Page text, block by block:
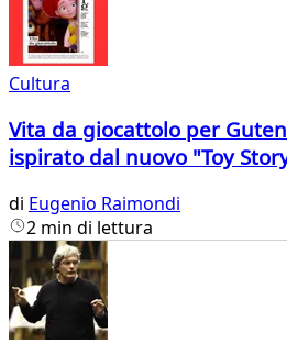
Cultura
Vita da giocattolo per
ispirato dal nuovo "Toy
di Eugenio Raimondi
2 min di lettura